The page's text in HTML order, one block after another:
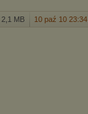
2,1 MB 10 paź 10 23:34